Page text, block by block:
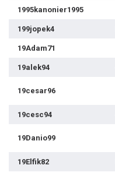
1995kanonier1995
199jopek4
19Adam71
19alek94
19cesar96
19cesc94
19Danio99
19Elfik82